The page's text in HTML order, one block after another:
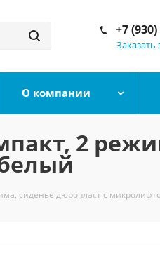
+7
Заказать
О компании
2
сиденье дюропласт с